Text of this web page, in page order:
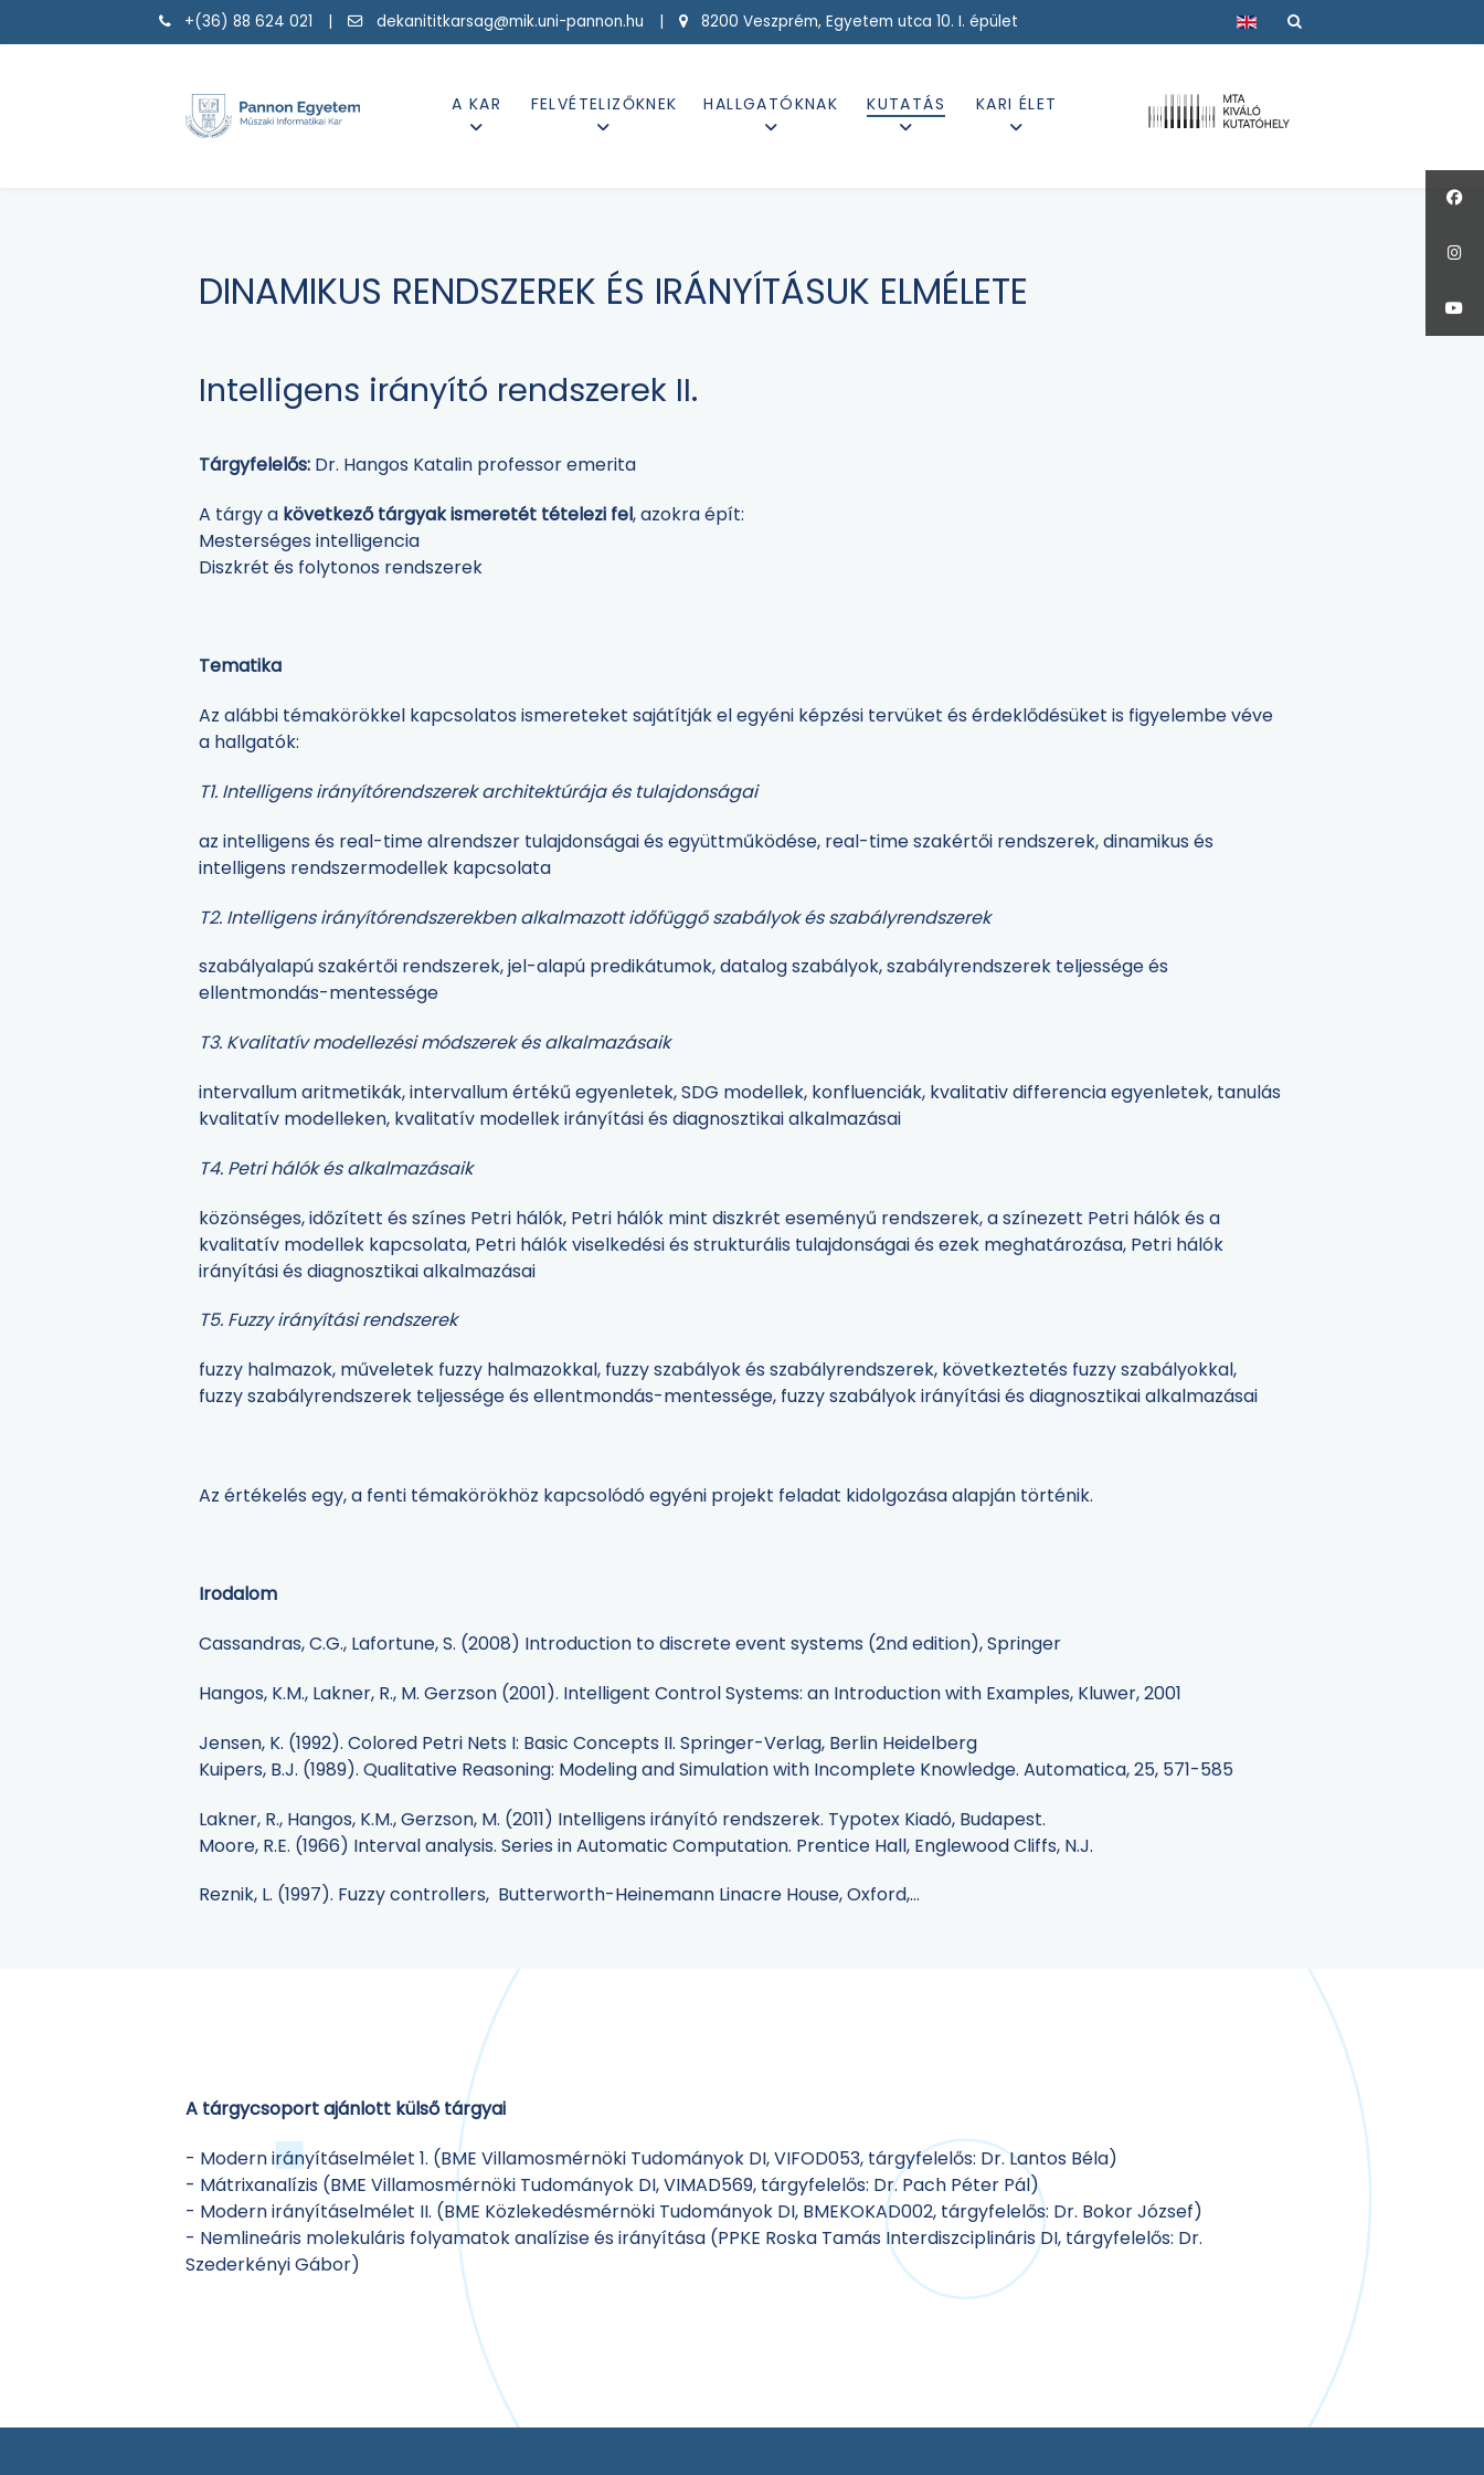
+(36) 88 624 021 | dekanititkarsag@mik.uni-pannon.hu | 8200 Veszprém, Egyetem utca 10. I. épület Válasszon nyelvet
A KAR FELVÉTELIZŐKNEK HALLGATÓKNAK KUTATÁS KARI ÉLET
DINAMIKUS RENDSZEREK ÉS IRÁNYÍTÁSUK ELMÉLETE
Intelligens irányító rendszerek II.
Tárgyfelelős: Dr. Hangos Katalin professor emerita
A tárgy a következő tárgyak ismeretét tételezi fel, azokra épít:
Mesterséges intelligencia
Diszkrét és folytonos rendszerek
Tematika
Az alábbi témakörökkel kapcsolatos ismereteket sajátítják el egyéni képzési tervüket és érdeklődésüket is figyelembe véve
a hallgatók:
T1. Intelligens irányítórendszerek architektúrája és tulajdonságai
az intelligens és real-time alrendszer tulajdonságai és együttműködése, real-time szakértői rendszerek, dinamikus és
intelligens rendszermodellek kapcsolata
T2. Intelligens irányítórendszerekben alkalmazott időfüggő szabályok és szabályrendszerek
szabályalapú szakértői rendszerek, jel-alapú predikátumok, datalog szabályok, szabályrendszerek teljessége és
ellentmondás-mentessége
T3. Kvalitatív modellezési módszerek és alkalmazásaik
intervallum aritmetikák, intervallum értékű egyenletek, SDG modellek, konfluenciák, kvalitativ differencia egyenletek, tanulás
kvalitatív modelleken, kvalitatív modellek irányítási és diagnosztikai alkalmazásai
T4. Petri hálók és alkalmazásaik
közönséges, időzített és színes Petri hálók, Petri hálók mint diszkrét eseményű rendszerek, a színezett Petri hálók és a
kvalitatív modellek kapcsolata, Petri hálók viselkedési és strukturális tulajdonságai és ezek meghatározása, Petri hálók
irányítási és diagnosztikai alkalmazásai
T5. Fuzzy irányítási rendszerek
fuzzy halmazok, műveletek fuzzy halmazokkal, fuzzy szabályok és szabályrendszerek, következtetés fuzzy szabályokkal,
fuzzy szabályrendszerek teljessége és ellentmondás-mentessége, fuzzy szabályok irányítási és diagnosztikai alkalmazásai
Az értékelés egy, a fenti témakörökhöz kapcsolódó egyéni projekt feladat kidolgozása alapján történik.
Irodalom
Cassandras, C.G., Lafortune, S. (2008) Introduction to discrete event systems (2nd edition), Springer
Hangos, K.M., Lakner, R., M. Gerzson (2001). Intelligent Control Systems: an Introduction with Examples, Kluwer, 2001
Jensen, K. (1992). Colored Petri Nets I: Basic Concepts II. Springer-Verlag, Berlin Heidelberg
Kuipers, B.J. (1989). Qualitative Reasoning: Modeling and Simulation with Incomplete Knowledge. Automatica, 25, 571-585
Lakner, R., Hangos, K.M., Gerzson, M. (2011) Intelligens irányító rendszerek. Typotex Kiadó, Budapest.
Moore, R.E. (1966) Interval analysis. Series in Automatic Computation. Prentice Hall, Englewood Cliffs, N.J.
Reznik, L. (1997). Fuzzy controllers, Butterworth-Heinemann Linacre House, Oxford,...
A tárgycsoport ajánlott külső tárgyai
- Modern irányításelmélet 1. (BME Villamosmérnöki Tudományok DI, VIFOD053, tárgyfelelős: Dr. Lantos Béla)
- Mátrixanalízis (BME Villamosmérnöki Tudományok DI, VIMAD569, tárgyfelelős: Dr. Pach Péter Pál)
- Modern irányításelmélet II. (BME Közlekedésmérnöki Tudományok DI, BMEKOKAD002, tárgyfelelős: Dr. Bokor József)
- Nemlineáris molekuláris folyamatok analízise és irányítása (PPKE Roska Tamás Interdiszciplináris DI, tárgyfelelős: Dr.
Szederkényi Gábor)